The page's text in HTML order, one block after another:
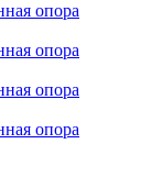
опора
опора
опора
опора